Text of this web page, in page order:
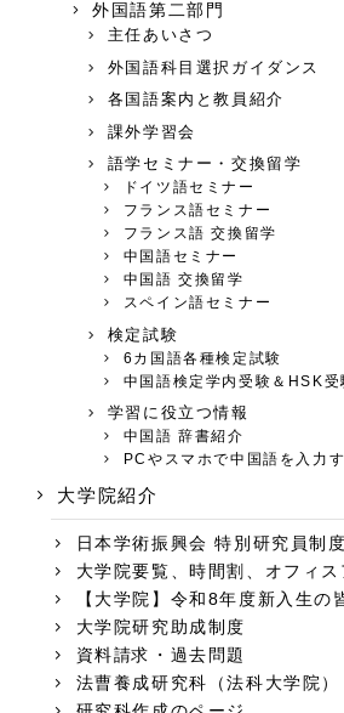
外国語第二部門
主任あいさつ
外国語科目選択ガイダンス
各国語案内と教員紹介
課外学習会
語学セミナー・交換留学
ドイツ語セミナー
フランス語セミナー
フランス語 交換留学
中国語セミナー
中国語 交換留学
スペイン語セミナー
検定試験
6カ国語各種検定試験
中国語検定学内受験＆HSK受
学習に役立つ情報
中国語 辞書紹介
PCやスマホで中国語を入力
大学院紹介
日本学術振興会 特別研究員制度
大学院要覧、時間割、オフィス
【大学院】令和8年度新入生の
大学院研究助成制度
資料請求・過去問題
法曹養成研究科（法科大学院）